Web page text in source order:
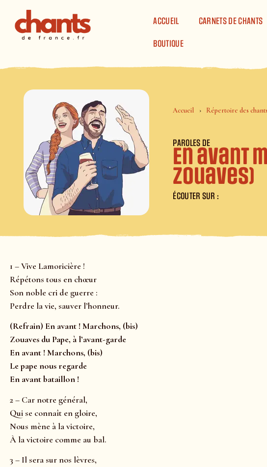
ACCUEIL
CARNETS DE CHANTS
BOUTIQUE
Accueil Répertoire des chants
PAROLES DE
En avant
Zouaves)
ÉCOUTER SUR :
1 – Vive Lamoricière !
Répétons tous en chœur
Son noble cri de guerre :
Perdre la vie, sauver l’honneur.
(Refrain) En avant ! Marchons, (bis)
Zouaves du Pape, à l’avant-garde
En avant ! Marchons, (bis)
Le pape nous regarde
En avant bataillon !
2 – Car notre général,
Qui se connaît en gloire,
Nous mène à la victoire,
À la victoire comme au bal.
3 – Il sera sur nos lèvres,